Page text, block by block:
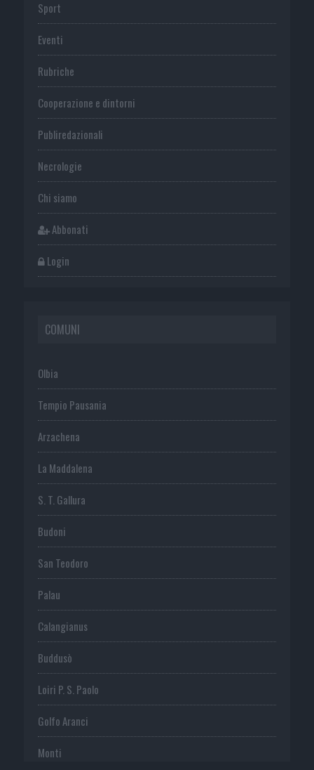
Sport
Eventi
Rubriche
Cooperazione e dintorni
Publiredazionali
Necrologie
Chi siamo
Abbonati
Login
COMUNI
Olbia
Tempio Pausania
Arzachena
La Maddalena
S. T. Gallura
Budoni
San Teodoro
Palau
Calangianus
Buddusò
Loiri P. S. Paolo
Golfo Aranci
Monti